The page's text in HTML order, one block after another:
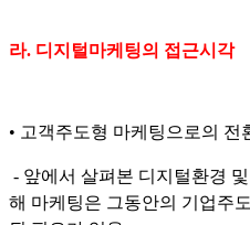
라. 디지털마케팅의 접근시각
• 고객주도형 마케팅으로의 전
- 앞에서 살펴본 디지털환경
해 마케팅은 그동안의 기업주